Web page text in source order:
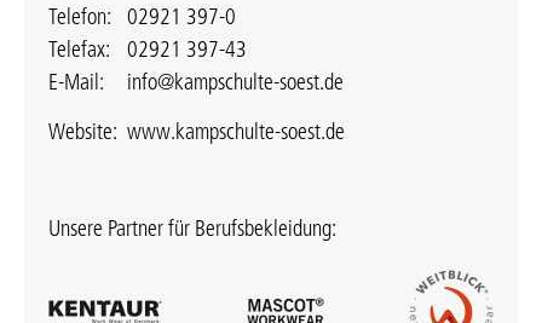
Telefon:
02921 397-0
Telefax:
02921 397-43
E-Mail:
info@kampschulte-soest.de
Website: www.kampschulte-soest.de
Unsere Partner für Berufsbekleidung: